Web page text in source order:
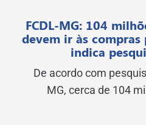
FCDL-MG: 104
devem ir às compras
indica
De acordo com
MG, cerca de 104